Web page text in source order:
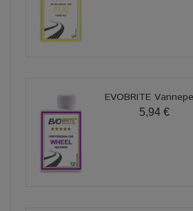
EVOBRITE
5,94 €